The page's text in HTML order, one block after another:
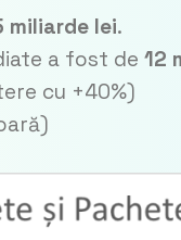
miliarde lei.
a fost de 12
cu +40%)